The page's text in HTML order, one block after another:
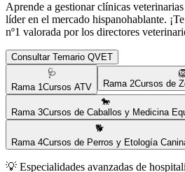
Aprende a gestionar clínicas
líder en el mercado hispanohablante.
nº1 valorada por los directores
Consultar Temario QVET
🩺
Rama 1Cursos ATV
Rama 2Cursos de
🐎
Rama 3Cursos de Caballos y Medicina
🐕
Rama 4Cursos de Perros y Etología
💡 Especialidades avanzadas de